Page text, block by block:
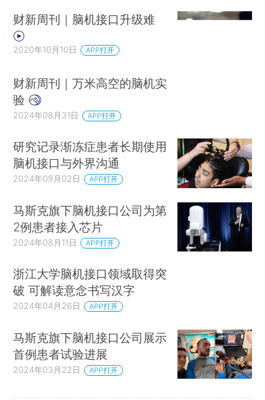
财新周刊｜脑机接口升级难
2020年10月10日 APP打开
财新周刊｜万米高空的脑机实
验
2024年08月31日 APP打开
研究记录渐冻症患者长期使用
脑机接口与外界沟通
2024年09月02日 APP打开
马斯克旗下脑机接口公司为第
2例患者接入芯片
2024年08月11日 APP打开
浙江大学脑机接口领域取得突
破 可解读意念书写汉字
2024年04月26日 APP打开
马斯克旗下脑机接口公司展示
首例患者试验进展
2024年03月22日 APP打开